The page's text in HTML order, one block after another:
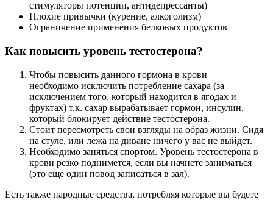
стимуляторы потенции, антидепрессанты)
Плохие привычки (курение, алкоголизм)
Ограничение применения белковых продуктов
Как повысить уровень тестостерона?
Чтобы повысить данного гормона в крови —
необходимо исключить потребление сахара (за
исключением того, который находится в ягодах и
фруктах) т.к. сахар вырабатывает гормон, инсулин,
который блокирует действие тестостерона.
Стоит пересмотреть свои взгляды на образ жизни. Сидя
на стуле, или лежа на диване ничего у вас не выйдет.
Необходимо заняться спортом. Уровень тестостерона в
крови резко поднимется, если вы начнете заниматься
(это еще один повод записаться в зал).
Есть также народные средства, потребляя которые вы будете